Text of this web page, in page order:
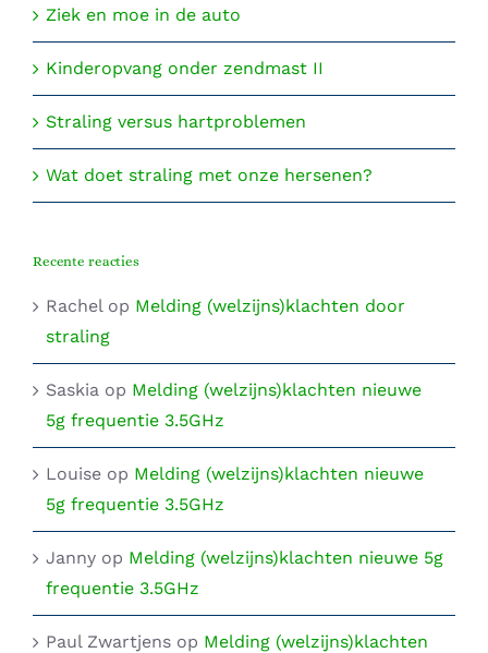
Ziek en moe in de auto
Kinderopvang onder zendmast II
Straling versus hartproblemen
Wat doet straling met onze hersenen?
Recente reacties
Rachel op Melding (welzijns)klachten door
straling
Saskia op Melding (welzijns)klachten nieuwe
5g frequentie 3.5GHz
Louise op Melding (welzijns)klachten nieuwe
5g frequentie 3.5GHz
Janny op Melding (welzijns)klachten nieuwe 5g
frequentie 3.5GHz
Paul Zwartjens op Melding (welzijns)klachten